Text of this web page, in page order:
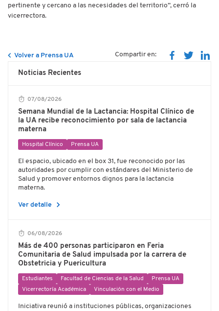
pertinente y cercano a las necesidades del territorio”, cerró la
vicerrectora.
Volver a Prensa UA Compartir en:
Noticias Recientes
07/08/2026
Semana Mundial de la Lactancia: Hospital Clínico de
la UA recibe reconocimiento por sala de lactancia
materna
Hospital Clínico Prensa UA
El espacio, ubicado en el box 31, fue reconocido por las
autoridades por cumplir con estándares del Ministerio de
Salud y promover entornos dignos para la lactancia
materna.
Ver detalle chevron_right
06/08/2026
Más de 400 personas participaron en Feria
Comunitaria de Salud impulsada por la carrera de
Obstetricia y Puericultura
Estudiantes Facultad de Ciencias de la Salud
Prensa UA
Vicerrectoría Académica
Vinculación con el Medio
Iniciativa reunió a instituciones públicas, organizaciones